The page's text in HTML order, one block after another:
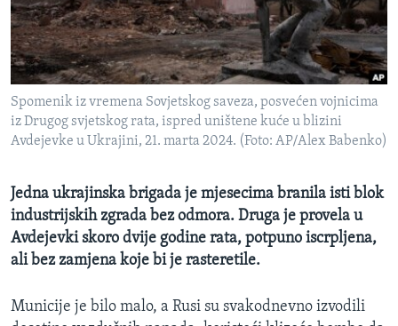
O GLASU AMERIKE
Learning English
PRATITE NAS
Jezici
Spomenik iz vremena Sovjetskog saveza, posvećen vojnicima
iz Drugog svjetskog rata, ispred uništene kuće u blizini
Avdejevke u Ukrajini, 21. marta 2024. (Foto: AP/Alex Babenko)
Jedna ukrajinska brigada je mjesecima branila isti blok
industrijskih zgrada bez odmora. Druga je provela u
Avdejevki skoro dvije godine rata, potpuno iscrpljena,
ali bez zamjena koje bi je rasteretile.
Municije je bilo malo, a Rusi su svakodnevno izvodili